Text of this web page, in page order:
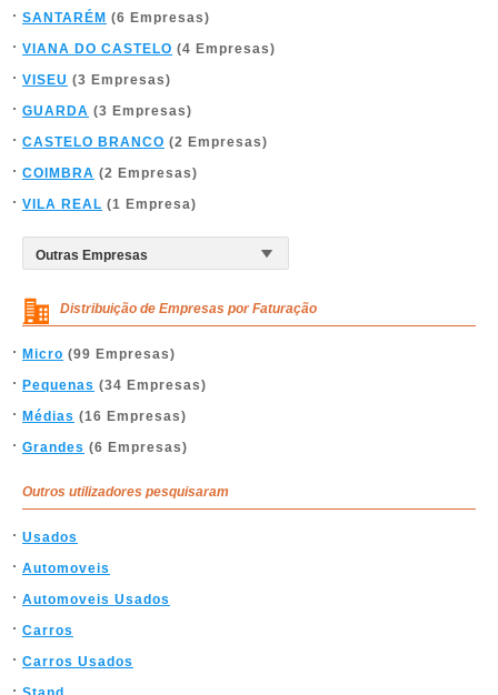
SANTARÉM (6 Empresas)
VIANA DO CASTELO (4 Empresas)
VISEU (3 Empresas)
GUARDA (3 Empresas)
CASTELO BRANCO (2 Empresas)
COIMBRA (2 Empresas)
VILA REAL (1 Empresa)
Distribuição de Empresas por Faturação
Micro (99 Empresas)
Pequenas (34 Empresas)
Médias (16 Empresas)
Grandes (6 Empresas)
Outros utilizadores pesquisaram
Usados
Automoveis
Automoveis Usados
Carros
Carros Usados